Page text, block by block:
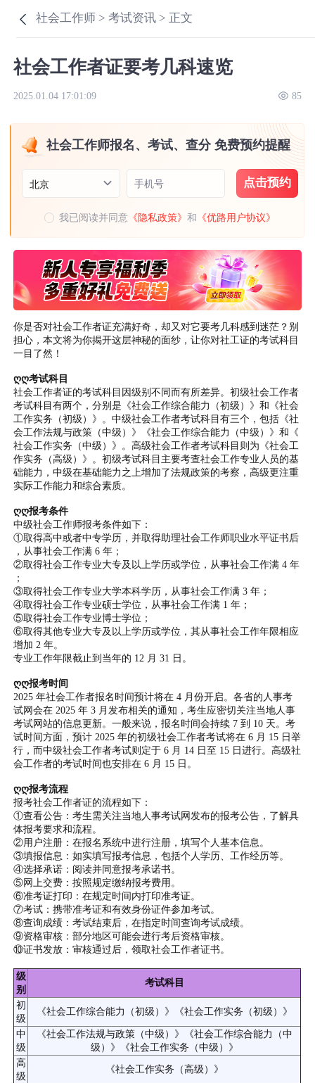
社会工作师 >考试资讯 > 正文
社会工作者证要考几科速览
2025.01.04 17:01:09 85
社会工作师报名、考试、查分 免费预约提醒
北京 手机号 点击预约
我已阅读并同意 《隐私政策》和 《优路用户协议》
你是否对社会工作者证充满好奇，却又对它要考几科感到迷茫？别
担心，本文将为你揭开这层神秘的面纱，让你对社工证的考试科目
一目了然！
ღღ考试科目
社会工作者证的考试科目因级别不同而有所差异。初级社会工作者
考试科目有两个，分别是《社会工作综合能力（初级）》和《社会
工作实务（初级）》。中级社会工作者考试科目有三个，包括《社
会工作法规与政策（中级）》《社会工作综合能力（中级）》和《
社会工作实务（中级）》。高级社会工作者考试科目则为《社会工
作实务（高级）》。初级考试科目主要考查社会工作专业人员的基
础能力，中级在基础能力之上增加了法规政策的考察，高级更注重
实际工作能力和综合素质。
ღღ报考条件
中级社会工作师报考条件如下：
①取得高中或者中专学历，并取得助理社会工作师职业水平证书后
，从事社会工作满 6 年；
②取得社会工作专业大专及以上学历或学位，从事社会工作满 4 年
；
③取得社会工作专业大学本科学历，从事社会工作满 3 年；
④取得社会工作专业硕士学位，从事社会工作满 1 年；
⑤取得社会工作专业博士学位；
⑥取得其他专业大专及以上学历或学位，其从事社会工作年限相应
增加 2 年。
专业工作年限截止到当年的 12 月 31 日。
ღღ报考时间
2025 年社会工作者报名时间预计将在 4 月份开启。各省的人事考
试网会在 2025 年 3 月发布相关的通知，考生应密切关注当地人事
考试网站的信息更新。一般来说，报名时间会持续 7 到 10 天。考
试时间方面，预计 2025 年的初级社会工作者考试将在 6 月 15 日举
行，而中级社会工作者考试则定于 6 月 14 日至 15 日进行。高级社
会工作者的考试时间也安排在 6 月 15 日。
ღღ报考流程
报考社会工作者证的流程如下：
①查看公告：考生需关注当地人事考试网发布的报考公告，了解具
体报考要求和流程。
②用户注册：在报名系统中进行注册，填写个人基本信息。
③填报信息：如实填写报考信息，包括个人学历、工作经历等。
④选择承诺：阅读并同意报考承诺书。
⑤网上交费：按照规定缴纳报考费用。
⑥准考证打印：在规定时间内打印准考证。
⑦考试：携带准考证和有效身份证件参加考试。
⑧查询成绩：考试结束后，在指定时间查询考试成绩。
⑨资格审核：部分地区可能会进行考后资格审核。
⑩证书发放：审核通过后，领取社会工作者证书。
级
别
考试科目
初
级
《社会工作综合能力（初级）》《社会工作实务（初级）》
中
级
《社会工作法规与政策（中级）》《社会工作综合能力（中
级）》《社会工作实务（中级）》
高
级
《社会工作实务（高级）》